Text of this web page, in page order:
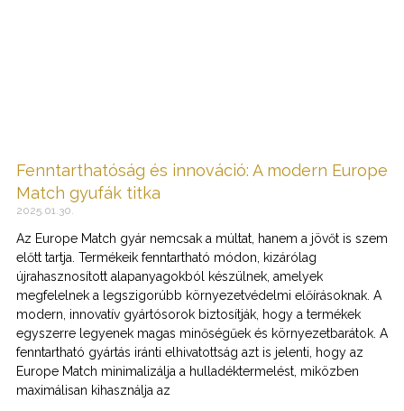
Fenntarthatóság és innováció: A modern Europe
Match gyufák titka
2025.01.30.
Az Europe Match gyár nemcsak a múltat, hanem a jövőt is szem
előtt tartja. Termékeik fenntartható módon, kizárólag
újrahasznosított alapanyagokból készülnek, amelyek
megfelelnek a legszigorúbb környezetvédelmi előírásoknak. A
modern, innovatív gyártósorok biztosítják, hogy a termékek
egyszerre legyenek magas minőségűek és környezetbarátok. A
fenntartható gyártás iránti elhivatottság azt is jelenti, hogy az
Europe Match minimalizálja a hulladéktermelést, miközben
maximálisan kihasználja az